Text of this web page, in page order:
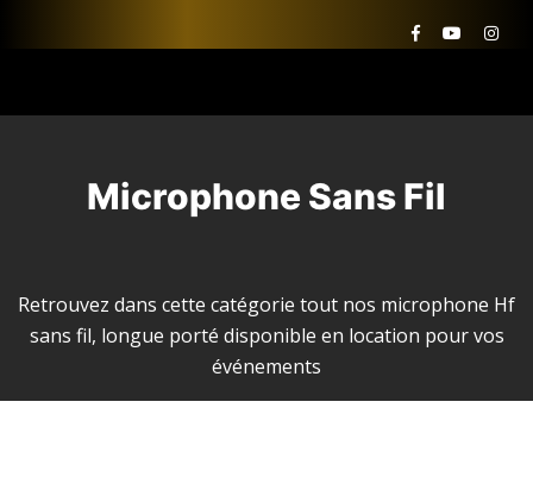
Microphone Sans Fil
Retrouvez dans cette catégorie tout nos microphone Hf
sans fil, longue porté disponible en location pour vos
événements